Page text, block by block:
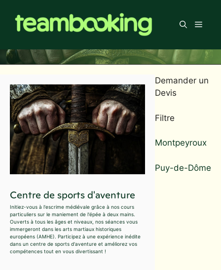
contenu
Menu
Centre de sports d'aventure
Initiez-vous à l'escrime médiévale grâce à nos cours
particuliers sur le maniement de l'épée à deux mains.
Ouverts à tous les âges et niveaux, nos séances vous
immergeront dans les arts martiaux historiques
européens (AMHE). Participez à une expérience inédite
dans un centre de sports d'aventure et améliorez vos
compétences tout en vous divertissant !
Demander un
Devis
Filtre
Montpeyroux
Puy-de-Dôme